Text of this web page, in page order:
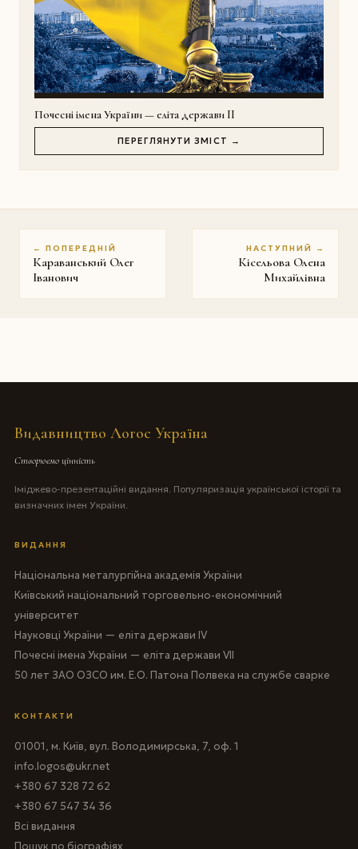
Почесні імена України — еліта держави II
ПЕРЕГЛЯНУТИ ЗМІСТ →
← ПОПЕРЕДНІЙ
Караванський Олег
Іванович
НАСТУПНИЙ →
Кісельова Олена
Михайлівна
Видавництво Логос Україна
Створюємо цінність
Іміджево-презентаційні видання. Популяризація української історії та
визначних імен України.
ВИДАННЯ
Національна металургійна академія України
Київський національний торговельно-економічний
університет
Науковці України — еліта держави IV
Почесні імена України — еліта держави VII
50 лет ЗАО ОЗСО им. Е.О. Патона Полвека на службе сварке
КОНТАКТИ
01001, м. Київ, вул. Володимирська, 7, оф. 1
info.logos@ukr.net
+380 67 328 72 62
+380 67 547 34 36
Всі видання
Пошук по біографіях